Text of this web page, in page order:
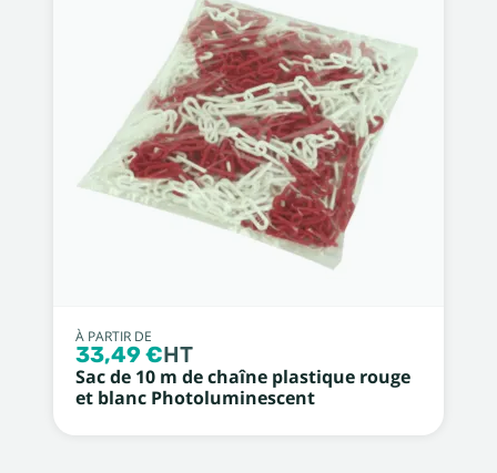
À PARTIR DE
33,49 €HT
Sac de 10 m de chaîne plastique rouge
et blanc Photoluminescent